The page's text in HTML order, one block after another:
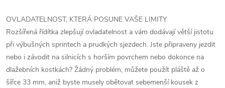
OVLADATELNOST, KTERÁ POSUNE VAŠE LIMITY
Rozšířená řídítka zlepšují ovladatelnost a vám dodávají větší jistotu
při výbušných sprintech a prudkých sjezdech. Jste připraveny jezdit
nebo i závodit na silnicích s horším povrchem nebo dokonce na
dlažebních kostkách? Žádný problém, můžete použít pláště až o
šířce 33 mm, aniž byste musely obětovat sebemenší kousek z